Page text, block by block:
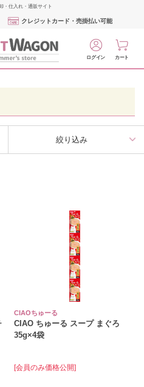
・仕入れ・通販サイト
クレジットカード・売掛払い可能
ログイン カート
絞り込み
CIAOちゅーる
CIAO ちゅーる スープ まぐろ
35g×4袋
[会員のみ価格公開]